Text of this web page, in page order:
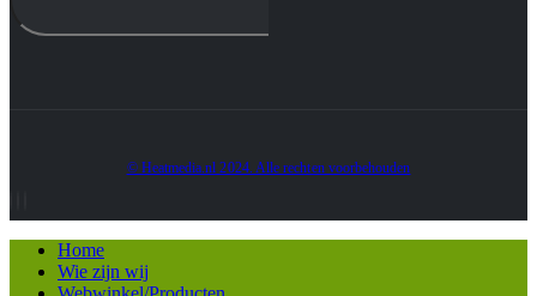
© Heatmedia.nl 2024. Alle rechten voorbehouden
Home
Wie zijn wij